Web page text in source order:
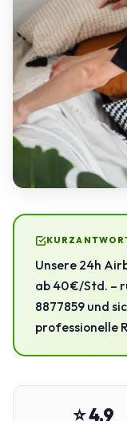
Unsere 24h
ab 40 €/Std. –
8877859 und
professionelle
⭐ 4,9